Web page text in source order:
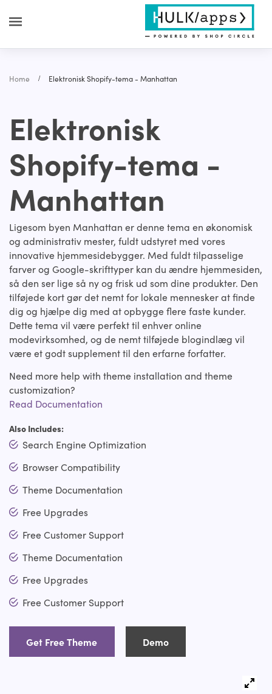
Home Elektronisk Shopify-tema - Manhattan
Elektronisk
Shopify-tema -
Manhattan
Ligesom byen Manhattan er denne tema en økonomisk
og administrativ mester, fuldt udstyret med vores
innovative hjemmesidebygger. Med fuldt tilpasselige
farver og Google-skrifttyper kan du ændre hjemmesiden,
så den ser lige så ny og frisk ud som dine produkter. Den
tilføjede kort gør det nemt for lokale mennesker at finde
dig og hjælpe dig med at opbygge flere faste kunder.
Dette tema vil være perfekt til enhver online
modevirksomhed, og de nemt tilføjede blogindlæg vil
være et godt supplement til den erfarne forfatter.
Need more help with theme installation and theme
customization?
Read Documentation
Also Includes:
Search Engine Optimization
Browser Compatibility
Theme Documentation
Free Upgrades
Free Customer Support
Theme Documentation
Free Upgrades
Free Customer Support
Get Free Theme Demo